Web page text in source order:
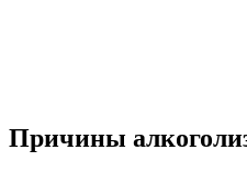
Причины